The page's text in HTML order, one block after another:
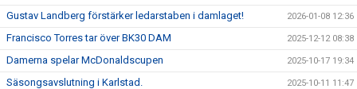
Gustav Landberg förstärker ledarstaben i damlaget! 2026-01-08 12:36
Francisco Torres tar över BK30 DAM 2025-12-12 08:38
Damerna spelar McDonaldscupen 2025-10-17 19:34
Säsongsavslutning i Karlstad. 2025-10-11 11:47